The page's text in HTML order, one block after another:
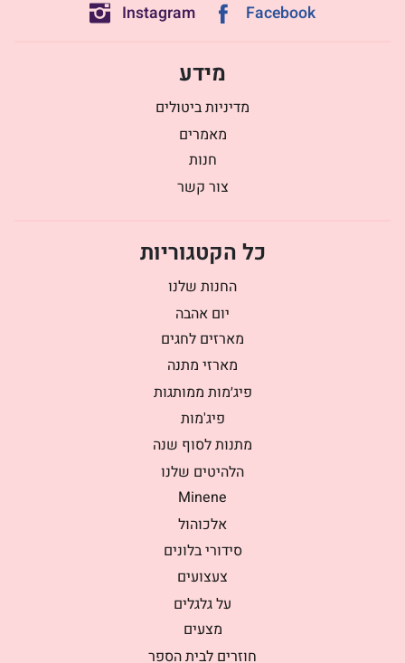
Facebook
Instagram
מידע
מדיניות ביטולים
מאמרים
חנות
צור קשר
כל הקטגוריות
החנות שלנו
יום אהבה
מארזים לחגים
מארזי מתנה
פיג׳מות ממותגות
פיג'מות
מתנות לסוף שנה
הלהיטים שלנו
Minene
אלכוהול
סידורי בלונים
צעצועים
על גלגלים
מצעים
חוזרים לבית הספר